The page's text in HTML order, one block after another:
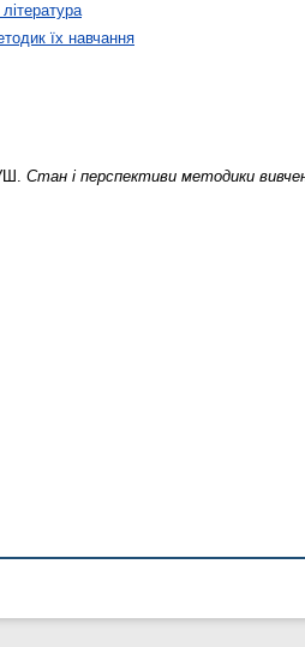
їх навчання
Стан і перспективи методики